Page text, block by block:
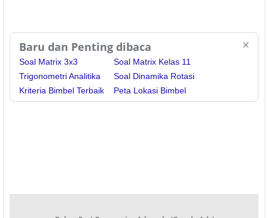
Baru dan Penting dibaca
Soal Matrix 3x3
Trigonometri Analitika
Kriteria Bimbel Terbaik
Soal Matrix Kelas 11
Soal Dinamika Rotasi
Peta Lokasi Bimbel